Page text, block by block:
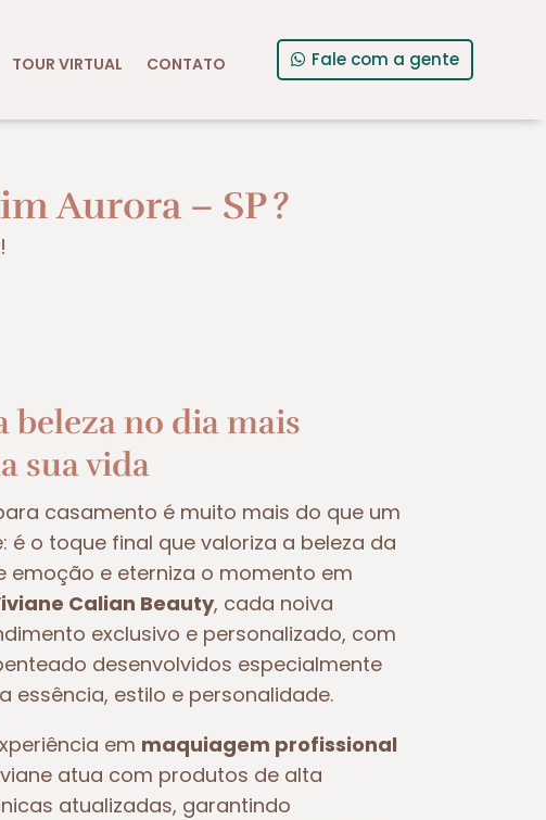
TOUR VIRTUAL CONTATO Fale com a gente
Aurora – SP?
beleza no dia mais
sua vida
casamento é muito mais do que um
é o toque final que valoriza a beleza da
emoção e eterniza o momento em
Calian Beauty, cada noiva
exclusivo e personalizado, com
desenvolvidos especialmente
essência, estilo e personalidade.
em maquiagem profissional
atua com produtos de alta
atualizadas, garantindo